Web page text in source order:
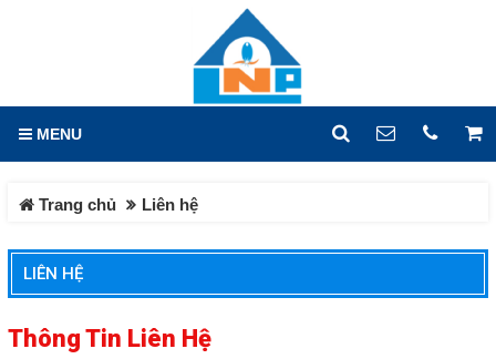
MENU
Trang chủ Liên hệ
LIÊN HỆ
Thông Tin Liên Hệ
DANH MỤC
Trang chủ
Tin tức
Sản phẩm
GIỎ HÀNG
LIÊN HỆ